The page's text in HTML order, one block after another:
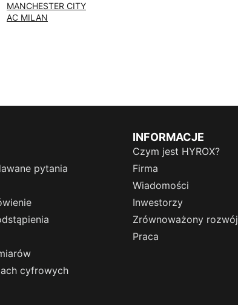
MANCHESTER CITY
AC MILAN
pytania
cyfrowych
INFORMACJE
Czym jest HYROX?
Firma
Wiadomości
Inwestorzy
Zrównoważony rozwój
Praca